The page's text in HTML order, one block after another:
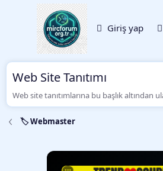
Giriş yap
Web Site Tanıtımı
Web site tanıtımlarına bu başlık altından
🏷️ Webmaster